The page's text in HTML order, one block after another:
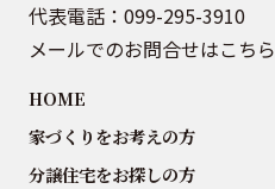
代表電話： 099-295-3910
メールでのお問合せはこちら
HOME
家づくりをお考えの方
分譲住宅をお探しの方